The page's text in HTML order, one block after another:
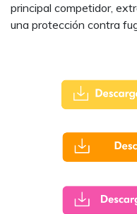
principal competidor,
una protección contra